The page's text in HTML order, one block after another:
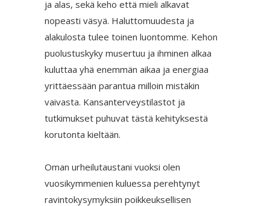
ja alas, sekä keho että mieli alkavat
nopeasti väsyä. Haluttomuudesta ja
alakulosta tulee toinen luontomme. Kehon
puolustuskyky musertuu ja ihminen alkaa
kuluttaa yhä enemmän aikaa ja energiaa
yrittäessään parantua milloin mistäkin
vaivasta. Kansanterveystilastot ja
tutkimukset puhuvat tästä kehityksestä
korutonta kieltään.
Oman urheilutaustani vuoksi olen
vuosikymmenien kuluessa perehtynyt
ravintokysymyksiin poikkeuksellisen